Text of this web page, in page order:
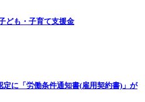
ども・子育て支援金
定に「労働条件通知書(雇用契約書)」が